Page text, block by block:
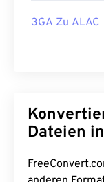
3GA Zu ALAC
Dateien
FreeConvert.com kann